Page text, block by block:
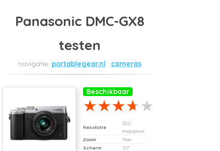
Panasonic DMC-GX8
testen
portablegear.nl cameras
Beschikbaar
Resolutie
20,0
megapixel
Zoom
Nee
Scherm
3,0"